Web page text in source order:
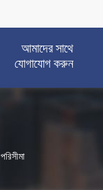
আমাদের সাথে
যোগাযোগ করুন